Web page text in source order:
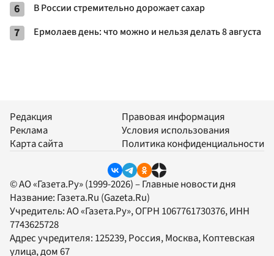
6 В России стремительно дорожает сахар
7 Ермолаев день: что можно и нельзя делать 8 августа
Редакция
Реклама
Карта сайта
Правовая информация
Условия использования
Политика конфиденциальности
© АО «Газета.Ру» (1999-2026) – Главные новости дня
Название: Газета.Ru (Gazeta.Ru)
Учредитель:АО «Газета.Ру», ОГРН 1067761730376, ИНН
7743625728
Адрес учредителя: 125239, Россия, Москва, Коптевская
улица, дом 67